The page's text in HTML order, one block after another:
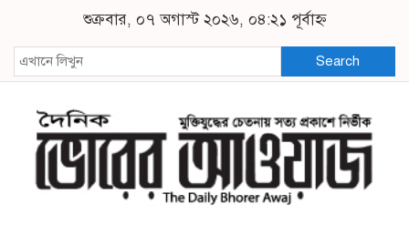
শুক্রবার, ০৭ অগাস্ট ২০২৬, ০৪:২১ পূর্বাহ্ন
Search